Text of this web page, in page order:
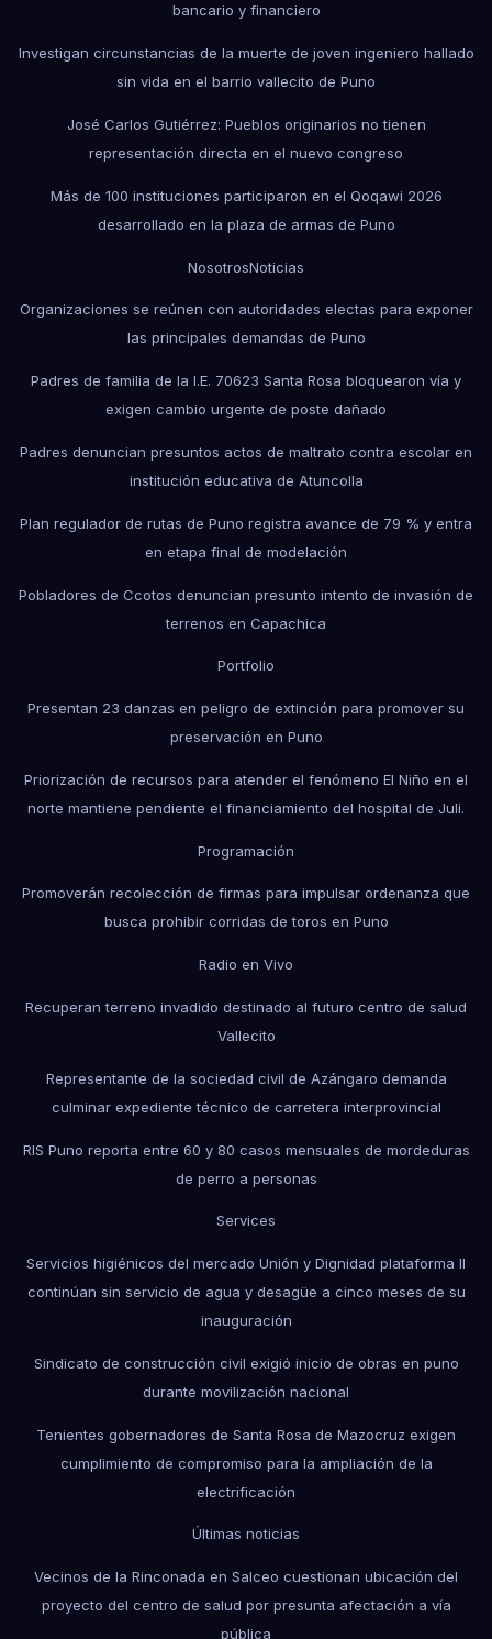
bancario y financiero
Investigan circunstancias de la muerte de joven ingeniero hallado
sin vida en el barrio vallecito de Puno
José Carlos Gutiérrez: Pueblos originarios no tienen
representación directa en el nuevo congreso
Más de 100 instituciones participaron en el Qoqawi 2026
desarrollado en la plaza de armas de Puno
NosotrosNoticias
Organizaciones se reúnen con autoridades electas para exponer
las principales demandas de Puno
Padres de familia de la I.E. 70623 Santa Rosa bloquearon vía y
exigen cambio urgente de poste dañado
Padres denuncian presuntos actos de maltrato contra escolar en
institución educativa de Atuncolla
Plan regulador de rutas de Puno registra avance de 79 % y entra
en etapa final de modelación
Pobladores de Ccotos denuncian presunto intento de invasión de
terrenos en Capachica
Portfolio
Presentan 23 danzas en peligro de extinción para promover su
preservación en Puno
Priorización de recursos para atender el fenómeno El Niño en el
norte mantiene pendiente el financiamiento del hospital de Juli.
Programación
Promoverán recolección de firmas para impulsar ordenanza que
busca prohibir corridas de toros en Puno
Radio en Vivo
Recuperan terreno invadido destinado al futuro centro de salud
Vallecito
Representante de la sociedad civil de Azángaro demanda
culminar expediente técnico de carretera interprovincial
RIS Puno reporta entre 60 y 80 casos mensuales de mordeduras
de perro a personas
Services
Servicios higiénicos del mercado Unión y Dignidad plataforma II
continúan sin servicio de agua y desagüe a cinco meses de su
inauguración
Sindicato de construcción civil exigió inicio de obras en puno
durante movilización nacional
Tenientes gobernadores de Santa Rosa de Mazocruz exigen
cumplimiento de compromiso para la ampliación de la
electrificación
Últimas noticias
Vecinos de la Rinconada en Salceo cuestionan ubicación del
proyecto del centro de salud por presunta afectación a vía
pública